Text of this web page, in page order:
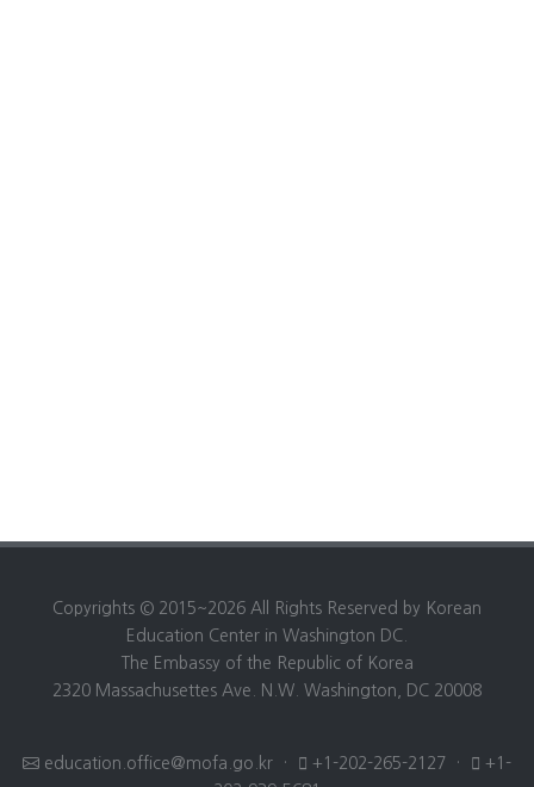
Copyrights © 2015~2026 All Rights Reserved by Korean
Education Center in Washington DC.
The Embassy of the Republic of Korea
2320 Massachusettes Ave. N.W. Washington, DC 20008
education.office@mofa.go.kr · +1-202-265-2127 ·
+1-